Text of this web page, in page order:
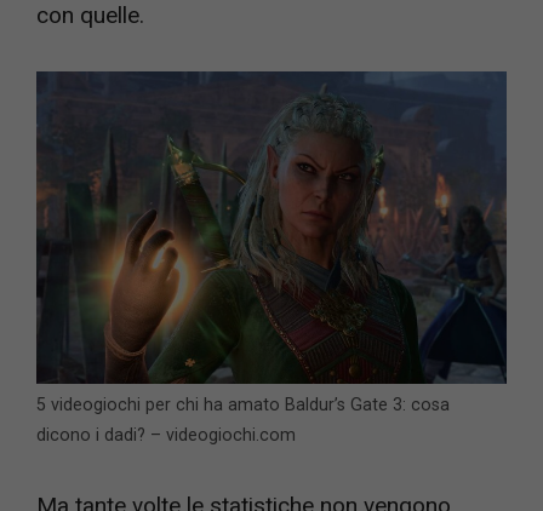
con quelle.
5 videogiochi per chi ha amato Baldur’s Gate 3: cosa
dicono i dadi? – videogiochi.com
Ma tante volte le statistiche non vengono